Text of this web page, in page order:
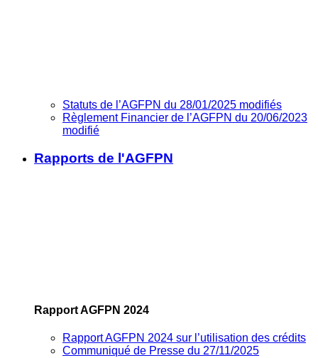
Statuts de l’AGFPN du 28/01/2025 modifiés
Règlement Financier de l’AGFPN du 20/06/2023
modifié
Rapports de l'AGFPN
Rapport AGFPN 2024
Rapport AGFPN 2024 sur l’utilisation des crédits
Communiqué de Presse du 27/11/2025